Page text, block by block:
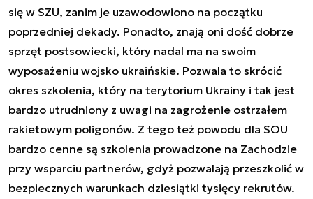
się w SZU, zanim je uzawodowiono na początku
poprzedniej dekady. Ponadto, znają oni dość dobrze
sprzęt postsowiecki, który nadal ma na swoim
wyposażeniu wojsko ukraińskie. Pozwala to skrócić
okres szkolenia, który na terytorium Ukrainy i tak jest
bardzo utrudniony z uwagi na zagrożenie ostrzałem
rakietowym poligonów. Z tego też powodu dla SOU
bardzo cenne są szkolenia prowadzone na Zachodzie
przy wsparciu partnerów, gdyż pozwalają przeszkolić w
bezpiecznych warunkach dziesiątki tysięcy rekrutów.